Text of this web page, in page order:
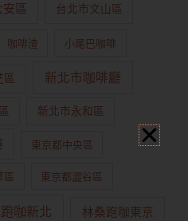
安區 台北市文山區
咖啡渣 小尾巴咖啡
區 新北市咖啡廳
新北市永和區
東京都中央區
區 東京都澀谷區
咖新北 林桑跑咖東京